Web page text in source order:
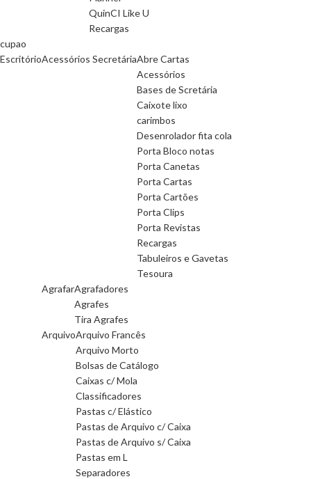
QuinCI Like U
Recargas
cupao
EscritórioAcessórios SecretáriaAbre Cartas
Acessórios
Bases de Scretária
Caixote lixo
carimbos
Desenrolador fita cola
Porta Bloco notas
Porta Canetas
Porta Cartas
Porta Cartões
Porta Clips
Porta Revistas
Recargas
Tabuleiros e Gavetas
Tesoura
AgrafarAgrafadores
Agrafes
Tira Agrafes
ArquivoArquivo Francês
Arquivo Morto
Bolsas de Catálogo
Caixas c/ Mola
Classificadores
Pastas c/ Elástico
Pastas de Arquivo c/ Caixa
Pastas de Arquivo s/ Caixa
Pastas em L
Separadores